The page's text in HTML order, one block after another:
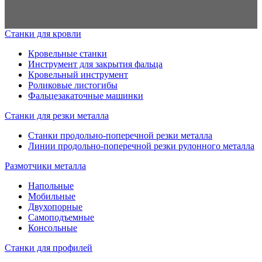
оборудовании можно наносить защитную пленку на полосы и
В состав линии резки рулонного металла входят:
разматыватель, его модификация обусловлена моделью
станок продольной резки;
дисковый нож для продольной или гильотинные
ножницы для поперечной резки с электроприводом;
Рулонный металлопрокат загружают на размотчик, рулон
подается в станок для резки, распущенный на полосы.
Технические параметры
Станки для кровли
Кровельные станки
Инструмент для закрытия фальца
Кровельный инструмент
Роликовые листогибы
Фальцезакаточные машинки
Станки для резки металла
Станки продольно-поперечной резки металла
Линии продольно-поперечной резки рулонного металла
Размотчики металла
Напольные
Мобильные
Двухопорные
Самоподъемные
Консольные
Станки для профилей